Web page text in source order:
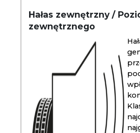
Hałas zewnętrzny /
zewnętrznego